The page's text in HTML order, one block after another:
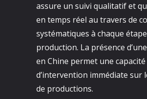
assure un suivi qualitatif et
en temps réel au travers de
systématiques à chaque
production. La présence
en Chine permet une capacité
d’intervention immédiate sur
de productions.